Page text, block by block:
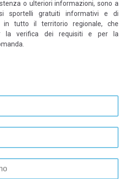
o ulteriori informazioni, sono a
sportelli gratuiti informativi e di
in tutto il territorio regionale, che
la verifica dei requisiti e per la